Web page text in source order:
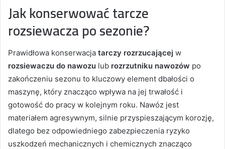
Jak konserwować tarcze
rozsiewacza po sezonie?
Prawidłowa konserwacja tarczy rozrzucającej w
rozsiewaczu do nawozu lub rozrzutniku nawozów po
zakończeniu sezonu to kluczowy element dbałości o
maszynę, który znacząco wpływa na jej trwałość i
gotowość do pracy w kolejnym roku. Nawóz jest
materiałem agresywnym, silnie przyspieszającym korozję,
dlatego bez odpowiedniego zabezpieczenia ryzyko
uszkodzeń mechanicznych i chemicznych znacząco